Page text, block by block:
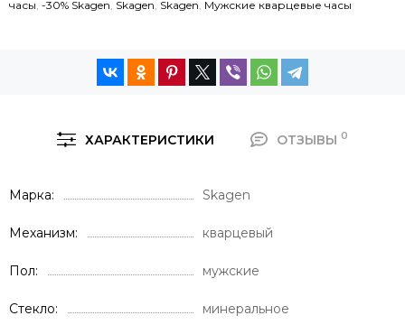
часы -30% Skagen Skagen Skagen Мужские кварцевые часы
ХАРАКТЕРИСТИКИ ОТЗЫВЫ 0
Марка Skagen
Механизм кварцевый
Пол мужские
Стекло минеральное